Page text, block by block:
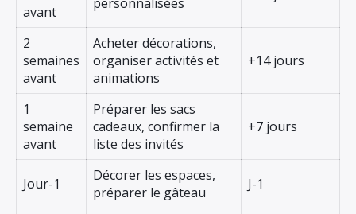
avant
2
semaines
avant
Acheter décorations,
organiser activités et
animations
+14 jours
1
semaine
avant
Préparer les sacs
cadeaux, confirmer la
liste des invités
+7 jours
Jour-1
Décorer les espaces,
préparer le gâteau
J-1